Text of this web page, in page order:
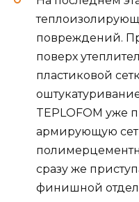
повреждений.
поверх
пластиковой
TEPLOFOM уже
армирующую
сразу же
финишной